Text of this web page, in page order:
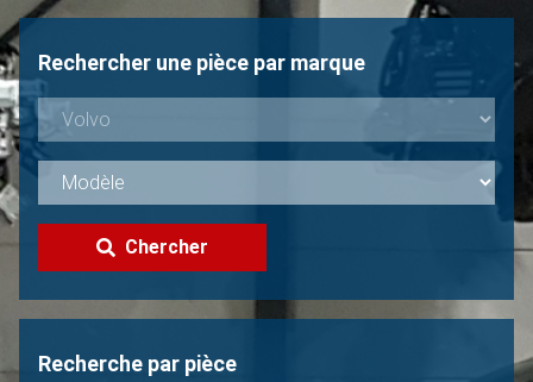
Non trouvée?
Rechercher une pièce par marque
Chercher
Recherche par pièce